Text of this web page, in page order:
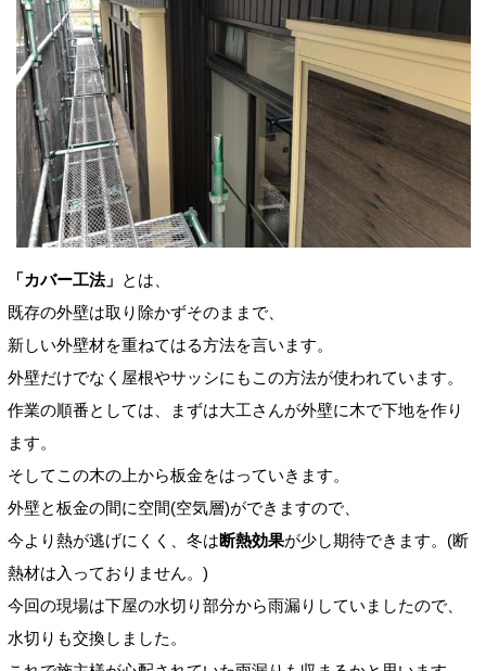
「カバー工法」 とは、
既存の外壁は取り除かずそのままで、
新しい外壁材を重ねてはる方法を言います。
外壁だけでなく屋根やサッシにもこの方法が使われています。
作業の順番としては、まずは大工さんが外壁に木で下地を作り
ます。
そしてこの木の上から板金をはっていきます。
外壁と板金の間に空間(空気層)ができますので、
今より熱が逃げにくく、冬は断熱効果が少し期待できます。(断
熱材は入っておりません。)
今回の現場は下屋の水切り部分から雨漏りしていましたので、
水切りも交換しました。